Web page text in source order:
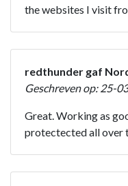
the websites I visit
redthunder gaf
Geschreven op: 25-
Great. Working as
protectected all over